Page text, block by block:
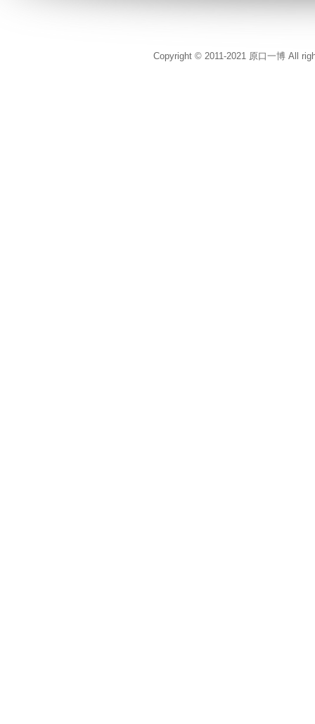
Copyright © 2011-2021 原口一博 All